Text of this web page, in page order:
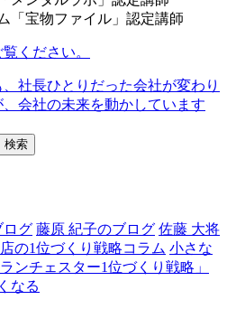
「宝物ファイル」認定講師
ください。
社長ひとりだった会社が変わり
会社の未来を動かしています
検索
ログ 藤原 紀子のブログ 佐藤 大将
の1位づくり戦略コラム 小さな
ランチェスター1位づくり戦略」
なる